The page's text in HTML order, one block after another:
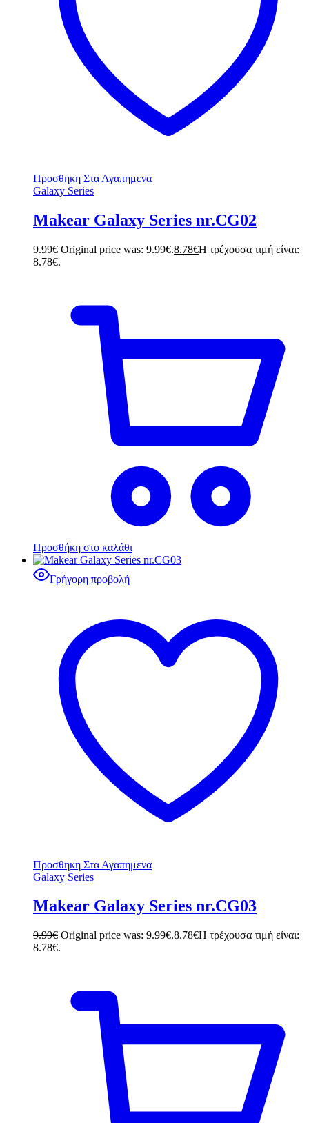
Προσθηκη Στα Αγαπημενα
Galaxy Series
Makear Galaxy Series nr.CG02
9.99€ Original price was: 9.99€.8.78€Η τρέχουσα τιμή είναι:
8.78€.
Προσθήκη στο καλάθι
Γρήγορη προβολή
Προσθηκη Στα Αγαπημενα
Galaxy Series
Makear Galaxy Series nr.CG03
9.99€ Original price was: 9.99€.8.78€Η τρέχουσα τιμή είναι:
8.78€.